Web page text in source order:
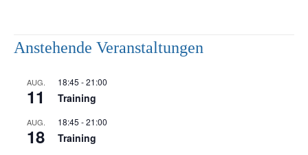
Anstehende Veranstaltungen
AUG.
11
18:45 -21:00
Training
AUG.
18
18:45 -21:00
Training